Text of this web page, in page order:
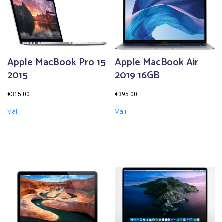
Apple MacBook Pro 15
2015
€315.00
Vali
Apple MacBook Air
2019 16GB
€395.00
Vali